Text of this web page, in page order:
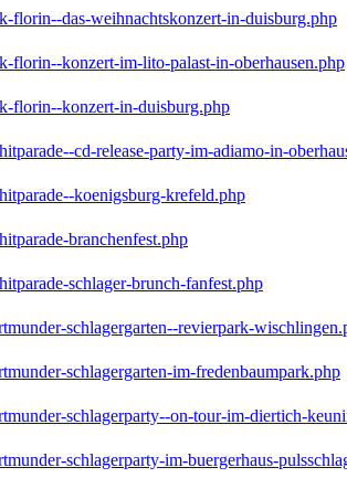
florin--das-weihnachtskonzert-in-duisburg.php
florin--konzert-im-lito-palast-in-oberhausen.php
florin--konzert-in-duisburg.php
cd-release-party-im-adiamo-in-
koenigsburg-krefeld.php
branchenfest.php
schlager-brunch-fanfest.php
schlagergarten--revierpark-
schlagergarten-im-fredenbaumpark.php
schlagerparty--on-tour-im-diertich-
schlagerparty-im-buergerhaus-